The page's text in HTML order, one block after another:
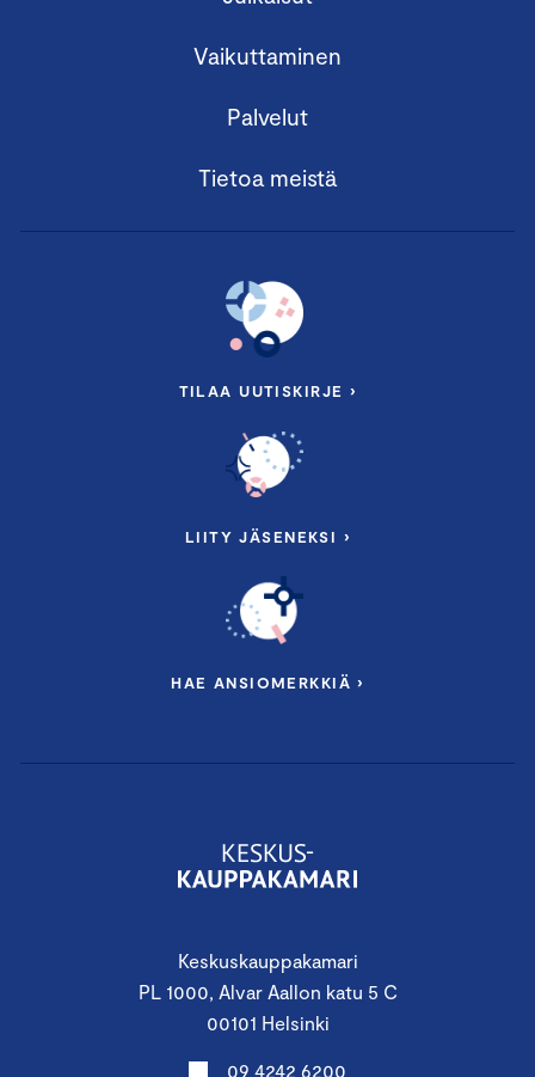
Keskuskauppakamari
PL 1000, Alvar Aallon katu 5 C
00101 Helsinki
09 4242 6200
Vaikuttaminen
Palvelut
Tietoa meistä
TILAA UUTISKIRJE ›
LIITY JÄSENEKSI ›
HAE ANSIOMERKKIÄ ›